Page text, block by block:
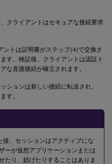
クライアントはセキュアな接続要求
ントは証明書がステップ(4)で交換さ
す。検証後、クライアントは認証ト
な直接接続が確立されます。
ションは新しい接続に転送され、
す。
後、セッションはアクティブにな
ーが仮想アプリケーションまたは
たり、妨げたりすることはありま